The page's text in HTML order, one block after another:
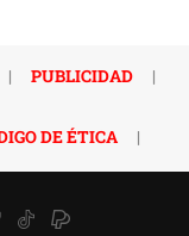
| PUBLICIDAD |
DE ÉTICA |